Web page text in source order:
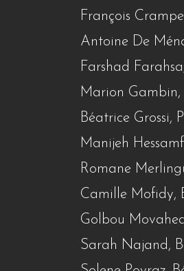
François
Antoine De
Farshad
Marion
Béatrice Grossi,
Manijeh
Romane
Camille Mofidy,
Golbou
Sarah Najand,